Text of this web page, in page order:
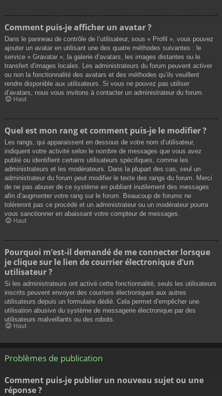
Comment puis-je afficher un avatar ?
Dans le panneau de contrôle de l’utilisateur, sous « Profil », vous pouvez
ajouter un avatar en utilisant une des quatre méthodes suivantes : le
service « Gravatar », la galerie d’avatars, les images distantes ou le
transfert d’images locales. Les administrateurs du forum peuvent activer
ou non la fonctionnalité des avatars et des méthodes qu’ils veuillent
rendre disponible aux utilisateurs. Si vous ne pouvez pas utiliser
d’avatars, nous vous invitons à contacter un administrateur du forum.
Haut
Quel est mon rang et comment puis-je le modifier ?
Les rangs, qui apparaissent en dessous de votre nom d’utilisateur,
indiquent votre activité selon le nombre de messages que vous avez
publié ou identifient certains utilisateurs spécifiques, comme les
administrateurs et les modérateurs. Dans la plupart des cas, seul un
administrateur du forum peut modifier le texte des rangs du forum. Merci
de ne pas abuser de ce système en publiant inutilement des messages
afin d’augmenter votre rang sur le forum. Beaucoup de forums ne
toléreront pas ce procédé et un administrateur ou un modérateur pourra
vous sanctionner en abaissant votre compteur de messages.
Haut
Pourquoi m’est-il demandé de me connecter lorsque
je clique sur le lien de courrier électronique d’un
utilisateur ?
Si les administrateurs ont activé cette fonctionnalité, seuls les utilisateurs
inscrits peuvent envoyer des courriers électroniques aux autres
utilisateurs depuis un formulaire dédié. Cela permet d’empêcher une
utilisation abusive du système de messagerie électronique par des
utilisateurs malveillants ou des robots.
Haut
Problèmes de publication
Comment puis-je publier un nouveau sujet ou une
réponse ?